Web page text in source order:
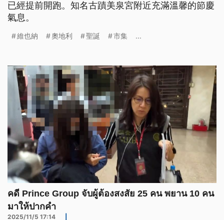
已經提前開跑。知名古蹟美泉宮附近充滿溫馨的節慶
氣息。
維也納 奧地利 聖誕 市集 ...
คดี Prince Group จับผู้ต้องสงสัย 25 คน พยาน 10 คน
มาให้ปากคำ
2025/11/5 17:14